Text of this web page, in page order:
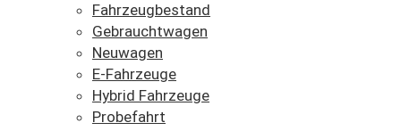
Fahrzeugbestand
Gebrauchtwagen
Neuwagen
E-Fahrzeuge
Hybrid Fahrzeuge
Probefahrt